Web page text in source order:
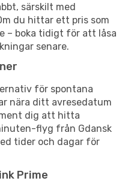
särskilt med
du hittar ett pris som
– boka tidigt för att låsa
senare.
för spontana
nära ditt avresedatum
dig att hitta
flyg från Gdansk
tider och dagar för
Prime